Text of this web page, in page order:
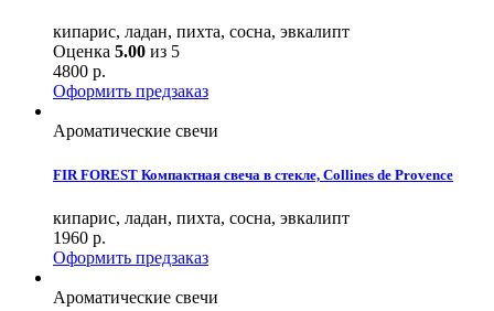
кипарис, ладан, пихта, сосна, эвкалипт
Оценка 5.00 из 5
4800 р.
Оформить предзаказ
Ароматические свечи
FIR FOREST Компактная свеча в стекле, Collines de Provence
кипарис, ладан, пихта, сосна, эвкалипт
1960 р.
Оформить предзаказ
Ароматические свечи